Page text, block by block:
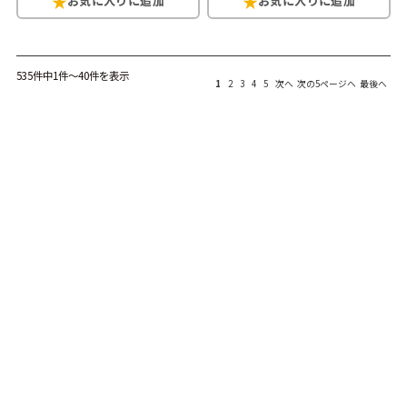
535件中1件～40件を表示
1 2 3 4 5 次へ 次の5ページへ 最後へ